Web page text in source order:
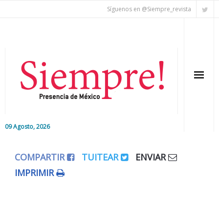
Síguenos en @Siempre_revista
09 Agosto, 2026
Editorial
COMPARTIR TUITEAR
ENVIAR
IMPRIMIR